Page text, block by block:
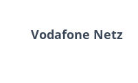
Vodafone Netz